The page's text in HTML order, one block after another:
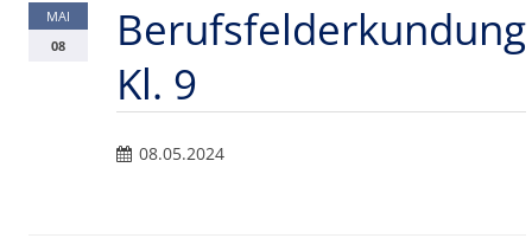
MAI
08
Berufsfelderkundung
Kl. 9
08.05.2024